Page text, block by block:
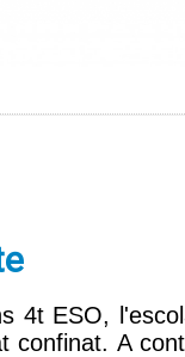
4t ESO,
confinat. A